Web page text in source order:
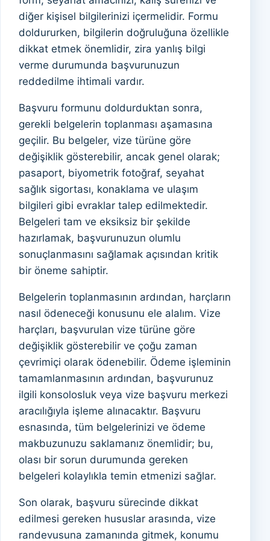
diğer kişisel bilgilerinizi içermelidir. Formu
doldururken, bilgilerin doğruluğuna özellikle
dikkat etmek önemlidir, zira yanlış bilgi
verme durumunda başvurunuzun
reddedilme ihtimali vardır.
Başvuru formunu doldurduktan sonra,
gerekli belgelerin toplanması aşamasına
geçilir. Bu belgeler, vize türüne göre
değişiklik gösterebilir, ancak genel olarak;
pasaport, biyometrik fotoğraf, seyahat
sağlık sigortası, konaklama ve ulaşım
bilgileri gibi evraklar talep edilmektedir.
Belgeleri tam ve eksiksiz bir şekilde
hazırlamak, başvurunuzun olumlu
sonuçlanmasını sağlamak açısından kritik
bir öneme sahiptir.
Belgelerin toplanmasının ardından, harçların
nasıl ödeneceği konusunu ele alalım. Vize
harçları, başvurulan vize türüne göre
değişiklik gösterebilir ve çoğu zaman
çevrimiçi olarak ödenebilir. Ödeme işleminin
tamamlanmasının ardından, başvurunuz
ilgili konsolosluk veya vize başvuru merkezi
aracılığıyla işleme alınacaktır. Başvuru
esnasında, tüm belgelerinizi ve ödeme
makbuzunuzu saklamanız önemlidir; bu,
olası bir sorun durumunda gereken
belgeleri kolaylıkla temin etmenizi sağlar.
Son olarak, başvuru sürecinde dikkat
edilmesi gereken hususlar arasında, vize
randevusuna zamanında gitmek, konumu